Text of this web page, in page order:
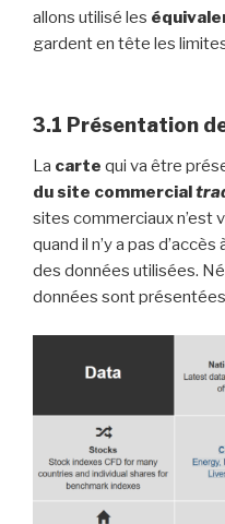
allons utilisé les
gardent en tête les
3.1 Présentation
La carte qui va être
du site commercial
sites commerciaux n’est
quand il n’y a pas
des données utilisées.
données sont